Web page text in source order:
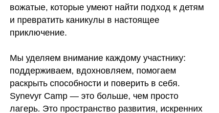
вожатые, которые умеют найти подход к детям
и превратить каникулы в настоящее
приключение.
Мы уделяем внимание каждому участнику:
поддерживаем, вдохновляем, помогаем
раскрыть способности и поверить в себя.
Synevyr Camp — это больше, чем просто
лагерь. Это пространство развития, искренних